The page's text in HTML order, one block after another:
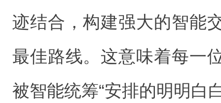
迹结合，构建强大的智能
最佳路线。这意味着每一
被智能统筹“安排的明明白